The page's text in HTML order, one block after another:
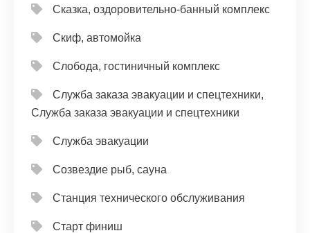
Сказка, оздоровительно-банный комплекс
Скиф, автомойка
Слобода, гостиничный комплекс
Служба заказа эвакуации и спецтехники,
Служба заказа эвакуации и спецтехники
Служба эвакуации
Созвездие рыб, сауна
Станция технического обслуживания
Старт финиш